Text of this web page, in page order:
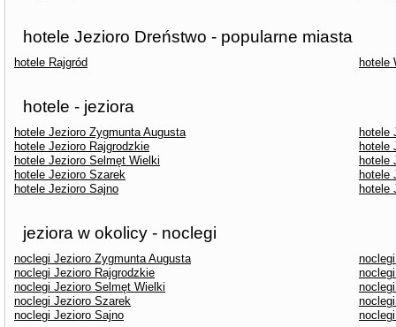
hotele Jezioro Dreństwo - popularne miasta
hotele Rajgród hotele
hotele - jeziora
hotele Jezioro Zygmunta Augusta
hotele
hotele Jezioro Rajgrodzkie
hotele
hotele Jezioro Selmęt Wielki
hotele
hotele Jezioro Szarek
hotele
hotele Jezioro Sajno
hotele
jeziora w okolicy - noclegi
noclegi Jezioro Zygmunta Augusta
noclegi Jezioro Rajgrodzkie
noclegi Jezioro Selmęt Wielki
noclegi Jezioro Szarek
noclegi Jezioro Sajno